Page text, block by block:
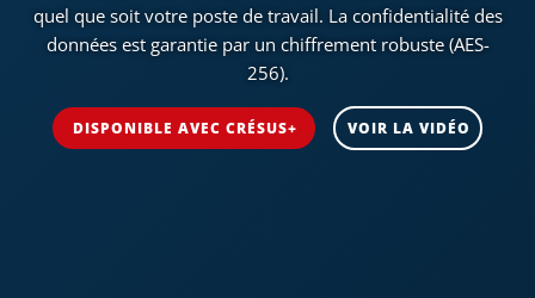
quel que soit votre poste de travail. La confidentialité des
données est garantie par un chiffrement robuste (AES-
256).
DISPONIBLE AVEC CRÉSUS+ VOIR LA VIDÉO